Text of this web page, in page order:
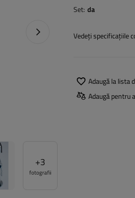
+3
fotografii
Următoarea fotografie
Set da
Vedeți specificațiile
Adaugă la lista
Adaugă pentru